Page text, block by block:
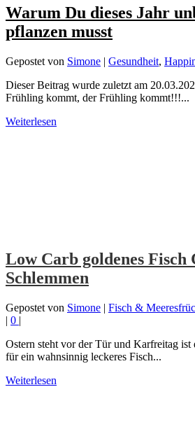
Warum Du dieses Jahr
pflanzen musst
Gepostet von Simone | Gesundheit,
Dieser Beitrag wurde zuletzt am
Frühling kommt, der Frühling kommt!!!...
Weiterlesen
Low Carb goldenes Fisch
Schlemmen
Gepostet von Simone | Fisch &
| 0 |
Ostern steht vor der Tür und Karfreitag
für ein wahnsinnig leckeres Fisch...
Weiterlesen